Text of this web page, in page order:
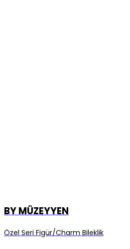
BY MÜZEYYEN
Özel Seri Figür/Charm Bileklik